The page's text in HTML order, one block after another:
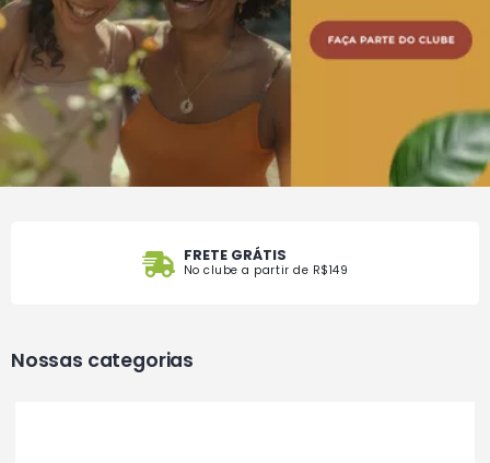
FRETE GRÁTIS
No clube a partir de R$149
Nossas categorias